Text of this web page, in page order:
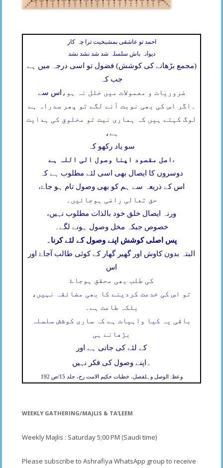
احمد تو عاشقی بمشیخیت ترا چہ کار
دیوانہ باش سلسلہ شد شد نشد نشد
(مجمع بڑھانے کی کوشش) فضول تو اسی درجہ میں ہے
جب کہ
اس سے ضروریات و معمولات میں خلل نہ ہو،
اگر اس کی بھی نوبت آنے لگے تو پھر سدراہ ہے
لوگ کہتے ہیں کہ ہماری نیت تو مخلوق کی ہدایت
ہے،
سو یاد رکھو کہ
اصل مقصود اپنا وصول الی اللہ ہے ،
دوسروں کا ایصال بھی اسی لئے مطلوب ہے کہ
اس کے ذریعہ سے ہم کو بھی وصول تام ہو جاۓ،
حق تعالی راضی ہوجائیں۔
ورنہ ایصال خلق خود بالذات مطلوب نہیں،
خصوص جبکہ مخل وصول ہونے لگے۔
پس اصلی کوشش اپنے وصول کے لئے کرنا۔
البتہ بدون کاوش اور گھیر گھار کے کوئی طالب آجاۓ اور
اس
کی طلب بھی محقق ہوجاۓ
تو اس کی خدمت کردینے کا بھی مضائقہ نہیں،
بلکہ طاعت ہے۔
باقی یہ کیا واہیات ہے کہ ساری کوشش سلسلہ
بڑھانے ہی
کے لئے کی جاتی ہے اور
اپنے وصول کی فکر نہیں ۔
وعظ: الوصل وہلفصل، خطبات حکیم الامت رح، جلد 15/ص 192
WEEKLY GATHERING/MAJLIS & TA’LEEM
Weekly Majlis : Saturday 5;00 PM (Saudi time)
Please subscribe to Ashrafiya WhatsApp group to receive